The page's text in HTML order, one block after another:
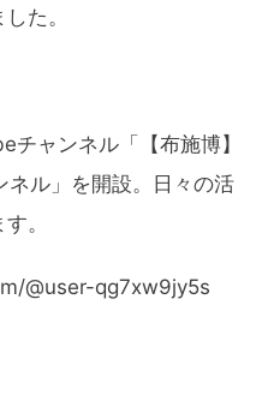
た。
ャンネル「【布施博】
ネル」を開設。日々の活
。
@user-qg7xw9jy5s